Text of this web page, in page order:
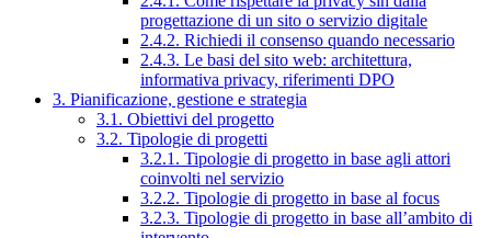
progettazione di un sito o servizio digitale
2.4.2. Richiedi il consenso quando necessario
2.4.3. Le basi del sito web: architettura,
informativa privacy, riferimenti DPO
3. Pianificazione, gestione e strategia
3.1. Obiettivi del progetto
3.2. Tipologie di progetti
3.2.1. Tipologie di progetto in base agli attori
coinvolti nel servizio
3.2.2. Tipologie di progetto in base al focus
3.2.3. Tipologie di progetto in base all’ambito di